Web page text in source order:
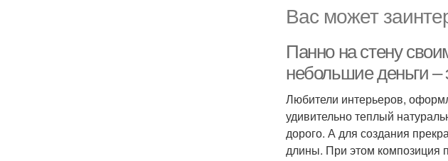
Вас может
Панно на стену
небольшие деньги
Любители интерьеров,
удивительно теплый
дорого. А для создания
длины. При этом композиция